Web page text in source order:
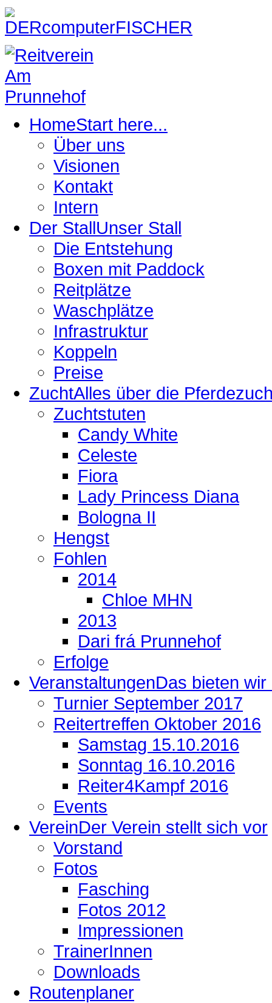
HomeStart here...
Über uns
Visionen
Kontakt
Intern
Der StallUnser Stall
Die Entstehung
Boxen mit Paddock
Reitplätze
Waschplätze
Infrastruktur
Koppeln
Preise
ZuchtAlles über die
Zuchtstuten
Candy White
Celeste
Fiora
Lady Princess Diana
Bologna II
Hengst
Fohlen
2014
Chloe MHN
2013
Dari frá Prunnehof
Erfolge
VeranstaltungenDas bieten wir
Turnier September 2017
Reitertreffen Oktober 2016
Samstag 15.10.2016
Sonntag 16.10.2016
Reiter4Kampf 2016
Events
VereinDer Verein stellt sich vor
Vorstand
Fotos
Fasching
Fotos 2012
Impressionen
TrainerInnen
Downloads
Routenplaner